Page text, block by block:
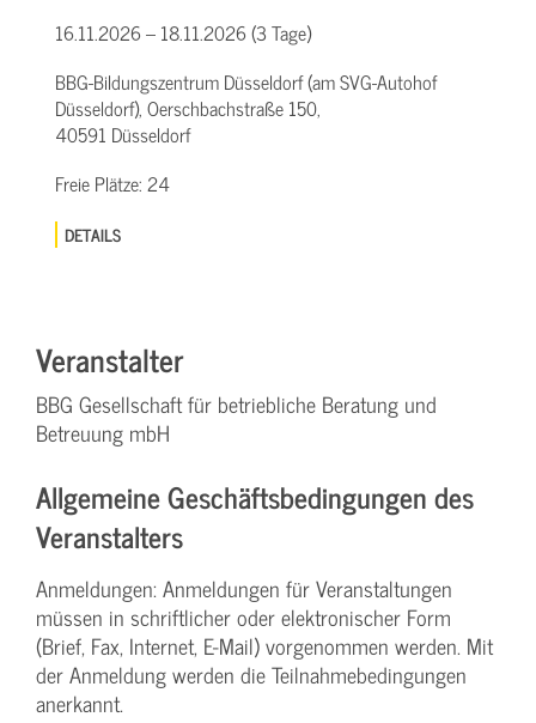
16.11.2026 – 18.11.2026 (3 Tage)
BBG-Bildungszentrum Düsseldorf (am SVG-Autohof
Düsseldorf), Oerschbachstraße 150,
40591 Düsseldorf
Freie Plätze:24
DETAILS
Veranstalter
BBG Gesellschaft für betriebliche Beratung und
Betreuung mbH
Allgemeine Geschäftsbedingungen des
Veranstalters
Anmeldungen: Anmeldungen für Veranstaltungen
müssen in schriftlicher oder elektronischer Form
(Brief, Fax, Internet, E-Mail) vorgenommen werden. Mit
der Anmeldung werden die Teilnahme­bedingungen
anerkannt.